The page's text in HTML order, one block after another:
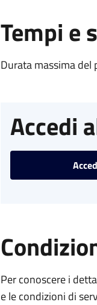
Tempi e
Durata massima
Accedi
Per conoscere i
e le condizioni di